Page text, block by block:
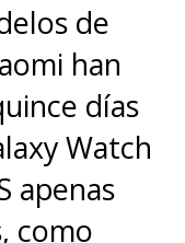
de
han
días
Watch
apenas
como